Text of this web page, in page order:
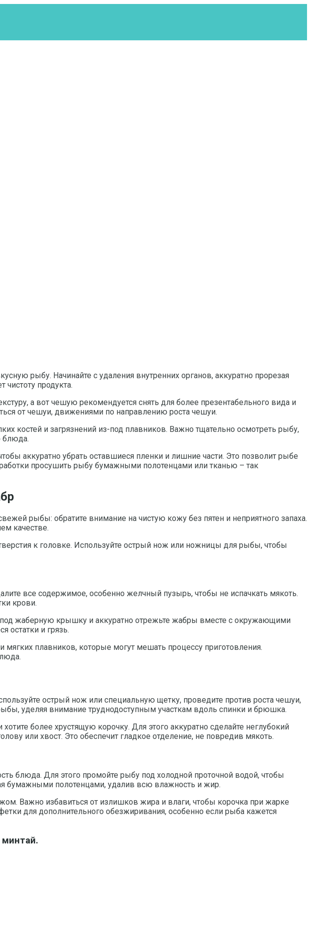
рыбу. Начинайте с удаления внутренних органов, аккуратно прорезая
продукта.
а вот чешую рекомендуется снять для более презентабельного вида и
от чешуи, движениями по направлению роста чешуи.
костей и загрязнений из-под плавников. Важно тщательно осмотреть рыбу,
блюда.
аккуратно убрать оставшиеся пленки и лишние части. Это позволит рыбе
просушить рыбу бумажными полотенцами или тканью – так
рыбы: обратите внимание на чистую кожу без пятен и неприятного запаха.
качестве.
к головке. Используйте острый нож или ножницы для рыбы, чтобы
все содержимое, особенно желчный пузырь, чтобы не испачкать мякоть.
крови.
жаберную крышку и аккуратно отрежьте жабры вместе с окружающими
остатки и грязь.
мягких плавников, которые могут мешать процессу приготовления.
острый нож или специальную щетку, проведите против роста чешуи,
уделяя внимание труднодоступным участкам вдоль спинки и брюшка.
более хрустящую корочку. Для этого аккуратно сделайте неглубокий
или хвост. Это обеспечит гладкое отделение, не повредив мякоть.
блюда. Для этого промойте рыбу под холодной проточной водой, чтобы
бумажными полотенцами, удалив всю влажность и жир.
Важно избавиться от излишков жира и влаги, чтобы корочка при жарке
для дополнительного обезжиривания, особенно если рыба кажется